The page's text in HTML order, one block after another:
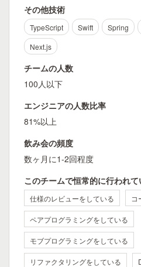
その他技術
TypeScript Swift Spring
Next.js
チームの人数
100人以下
エンジニアの人数比率
81%以上
飲み会の頻度
数ヶ月に1-2回程度
このチームで恒常的に行われ
仕様のレビューをしている コ
ペアプログラミングをしている
モブプログラミングをしている
リファクタリングをしている